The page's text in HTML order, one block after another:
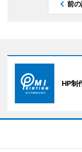
前
HP制